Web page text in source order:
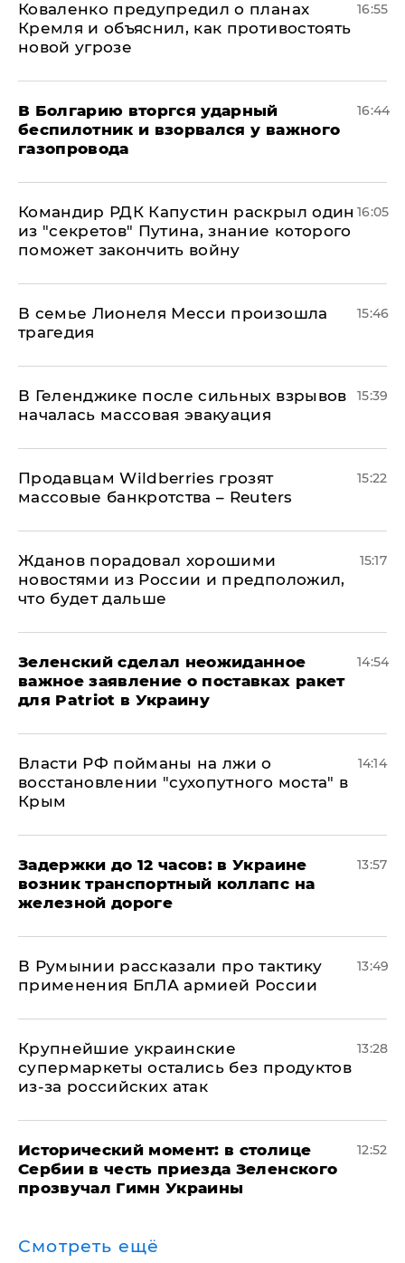
Коваленко предупредил о планах
Кремля и объяснил, как противостоять
новой угрозе
16:55
В Болгарию вторгся ударный
беспилотник и взорвался у важного
газопровода
16:44
Командир РДК Капустин раскрыл один
из "секретов" Путина, знание которого
поможет закончить войну
16:05
В семье Лионеля Месси произошла
трагедия
15:46
В Геленджике после сильных взрывов
началась массовая эвакуация
15:39
Продавцам Wildberries грозят
массовые банкротства – Reuters
15:22
Жданов порадовал хорошими
новостями из России и предположил,
что будет дальше
15:17
Зеленский сделал неожиданное
важное заявление о поставках ракет
для Patriot в Украину
14:54
Власти РФ пойманы на лжи о
восстановлении "сухопутного моста" в
Крым
14:14
Задержки до 12 часов: в Украине
возник транспортный коллапс на
железной дороге
13:57
В Румынии рассказали про тактику
применения БпЛА армией России
13:49
Крупнейшие украинские
супермаркеты остались без продуктов
из-за российских атак
13:28
Исторический момент: в столице
Сербии в честь приезда Зеленского
прозвучал Гимн Украины
12:52
Смотреть ещё